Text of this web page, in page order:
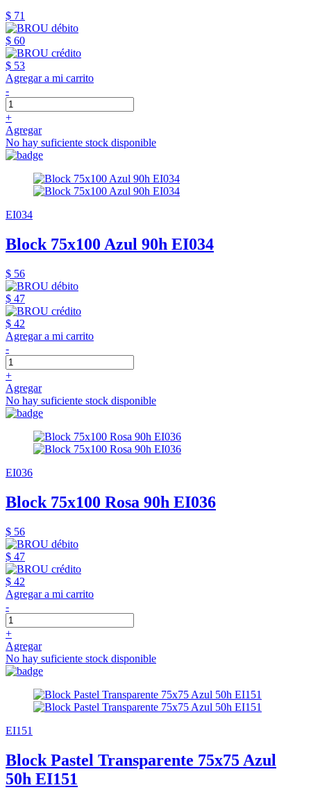
$ 71
$ 60
$ 53
Agregar a mi carrito
-
+
Agregar
No hay suficiente stock disponible
EI034
Block 75x100 Azul 90h EI034
$ 56
$ 47
$ 42
Agregar a mi carrito
-
+
Agregar
No hay suficiente stock disponible
EI036
Block 75x100 Rosa 90h EI036
$ 56
$ 47
$ 42
Agregar a mi carrito
-
+
Agregar
No hay suficiente stock disponible
EI151
Block Pastel Transparente 75x75 Azul
50h EI151